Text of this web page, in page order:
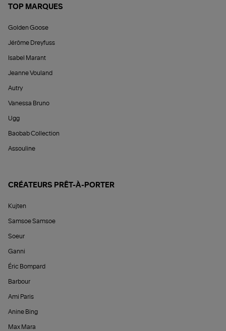
TOP MARQUES
Golden Goose
Jérôme Dreyfuss
Isabel Marant
Jeanne Vouland
Autry
Vanessa Bruno
Ugg
Baobab Collection
Assouline
CRÉATEURS PRÊT-À-PORTER
Kujten
Samsoe Samsoe
Soeur
Ganni
Éric Bompard
Barbour
Ami Paris
Anine Bing
Max Mara